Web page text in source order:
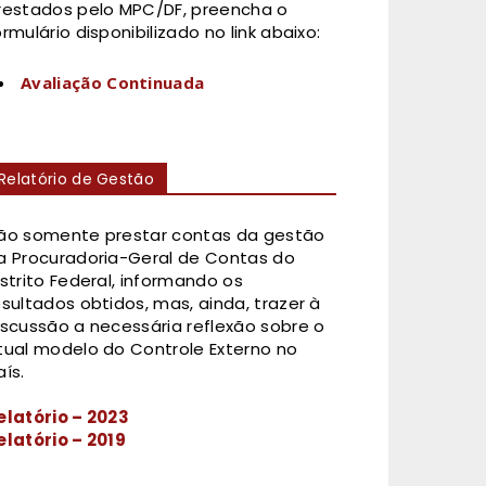
pelo MPC/DF, preencha o
disponibilizado no link abaixo:
Avaliação Continuada
de Gestão
somente prestar contas da gestão
Procuradoria-Geral de Contas do
Federal, informando os
obtidos, mas, ainda, trazer à
a necessária reflexão sobre o
modelo do Controle Externo no
– 2023
– 2019